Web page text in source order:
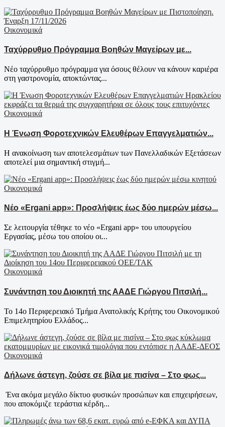
Οικονομικά
Ταχύρρυθμο Πρόγραμμα Βοηθών Μαγείρων με...
Νέο ταχύρρυθμο πρόγραμμα για όσους θέλουν να κάνουν καριέρα
στη γαστρονομία, αποκτώντας...
Οικονομικά
Η Ένωση Φοροτεχνικών Ελευθέρων Επαγγελματιών...
Η ανακοίνωση των αποτελεσμάτων των Πανελλαδικών Εξετάσεων
αποτελεί μια σημαντική στιγμή...
Οικονομικά
Νέο «Ergani app»: Προσλήψεις έως δύο ημερών μέσω...
Σε λειτουργία τέθηκε το νέο «Ergani app» του υπουργείου
Εργασίας, μέσω του οποίου οι...
Οικονομικά
Συνάντηση του Διοικητή της ΑΑΔΕ Γιώργου Πιτσιλή...
Το 14ο Περιφερειακό Τμήμα Ανατολικής Κρήτης του Οικονομικού
Επιμελητηρίου Ελλάδος...
Οικονομικά
Δήλωνε άστεγη, ζούσε σε βίλα με πισίνα – Στο φως...
Ένα ακόμα μεγάλο δίκτυο φυσικών προσώπων και επιχειρήσεων,
που αποκόμιζε τεράστια κέρδη...